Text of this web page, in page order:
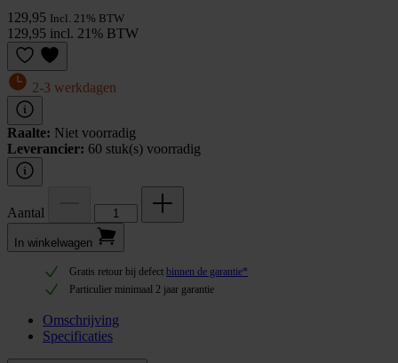
129,95 Incl. 21% BTW
129,95 incl. 21% BTW
2-3 werkdagen
Raalte: Niet voorradig
Leverancier: 60 stuk(s) voorradig
Aantal
In winkel­wagen
Gratis retour bij defect binnen de garantie*
Particulier minimaal 2 jaar garantie
Omschrijving
Specificaties